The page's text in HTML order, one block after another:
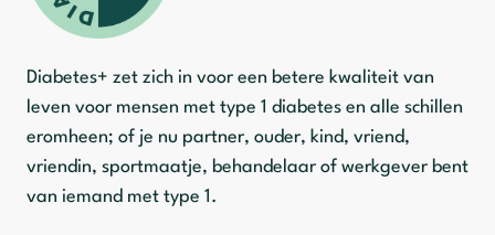
Diabetes+ zet zich in voor een betere kwaliteit van
leven voor mensen met type 1 diabetes en alle schillen
eromheen; of je nu partner, ouder, kind, vriend,
vriendin, sportmaatje, behandelaar of werkgever bent
van iemand met type 1.